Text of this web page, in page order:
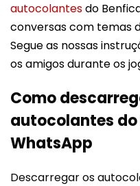
autocolantesdo
conversas com temas
Segue as nossas
os amigos durante os
Como
autocolantes
WhatsApp
Descarregar os